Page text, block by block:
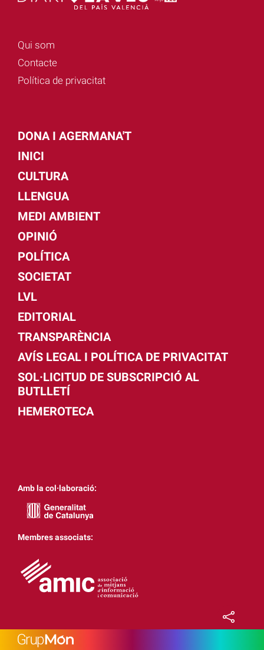
Qui som
Contacte
Política de privacitat
DONA I AGERMANA'T
INICI
CULTURA
LLENGUA
MEDI AMBIENT
OPINIÓ
POLÍTICA
SOCIETAT
LVL
EDITORIAL
TRANSPARÈNCIA
AVÍS LEGAL I POLÍTICA DE PRIVACITAT
SOL·LICITUD DE SUBSCRIPCIÓ AL
BUTLLETÍ
HEMEROTECA
Amb la col·laboració:
Membres associats: